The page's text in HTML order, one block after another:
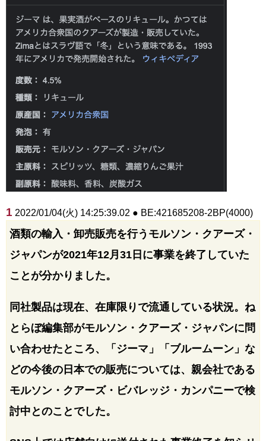
1 2022/01/04(火) 14:25:39.02 ● BE:421685208-2BP(4000)
酒類の輸入・卸売販売を行うモルソン・クアーズ・
ジャパンが2021年12月31日に事業を終了していた
ことが分かりました。
同社製品は現在、在庫限りで流通している状況。ね
とらぼ編集部がモルソン・クアーズ・ジャパンに問
い合わせたところ、「ジーマ」「ブルームーン」な
どの今後の日本での販売については、親会社である
モルソン・クアーズ・ビバレッジ・カンパニーで検
討中とのことでした。